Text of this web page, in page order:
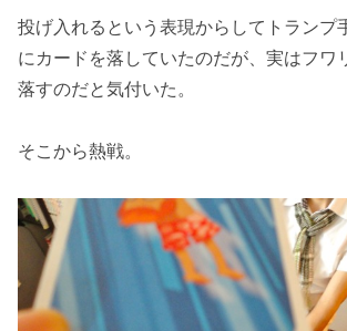
投げ入れるという表現からしてトランプ
にカードを落していたのだが、実はフワ
落すのだと気付いた。
そこから熱戦。